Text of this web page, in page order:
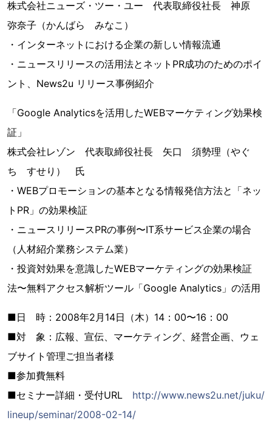
株式会社ニューズ・ツー・ユー 代表取締役社長 神原
弥奈子（かんばら みなこ）
・インターネットにおける企業の新しい情報流通
・ニュースリリースの活用法とネットPR成功のためのポイ
ント、News2u リリース事例紹介
「Google Analyticsを活用したWEBマーケティング効果検
証」
株式会社レゾン 代表取締役社長 矢口 須勢理（やぐ
ち すせり） 氏
・WEBプロモーションの基本となる情報発信方法と「ネッ
トPR」の効果検証
・ニュースリリースPRの事例〜IT系サービス企業の場合
（人材紹介業務システム業）
・投資対効果を意識したWEBマーケティングの効果検証
法〜無料アクセス解析ツール「Google Analytics」の活用
■日 時：2008年2月14日（木）14：00〜16：00
■対 象：広報、宣伝、マーケティング、経営企画、ウェ
ブサイト管理ご担当者様
■参加費無料
■セミナー詳細・受付URL http://www.news2u.net/juku/
lineup/seminar/2008-02-14/